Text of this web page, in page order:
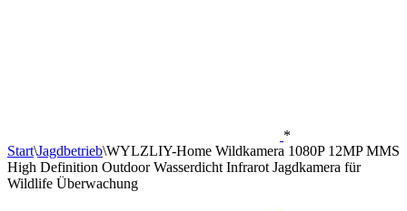
*
Start\Jagdbetrieb\WYLZLIY-Home Wildkamera 1080P 12MP MMS
High Definition Outdoor Wasserdicht Infrarot Jagdkamera für
Wildlife Überwachung